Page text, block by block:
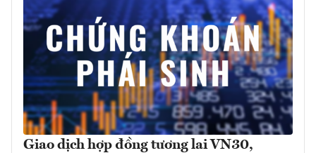
Giao dịch hợp đồng tương lai VN30,